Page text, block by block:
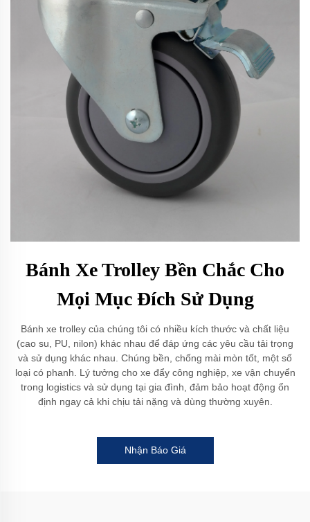
Bánh Xe Trolley Bền Chắc Cho
Mọi Mục Đích Sử Dụng
Bánh xe trolley của chúng tôi có nhiều kích thước và chất liệu
(cao su, PU, nilon) khác nhau để đáp ứng các yêu cầu tải trọng
và sử dụng khác nhau. Chúng bền, chống mài mòn tốt, một số
loại có phanh. Lý tưởng cho xe đẩy công nghiệp, xe vận chuyển
trong logistics và sử dụng tại gia đình, đảm bảo hoạt động ổn
định ngay cả khi chịu tải nặng và dùng thường xuyên.
Nhận Báo Giá